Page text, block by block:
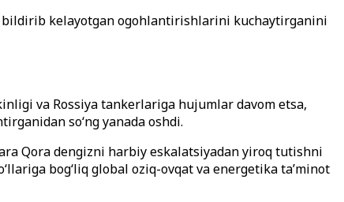
bildirib kelayotgan ogohlantirishlarini kuchaytirganini
va Rossiya tankerlariga hujumlar davom etsa,
so‘ng yanada oshdi.
Qora dengizni harbiy eskalatsiyadan yiroq tutishni
bog‘liq global oziq-ovqat va energetika ta’minot